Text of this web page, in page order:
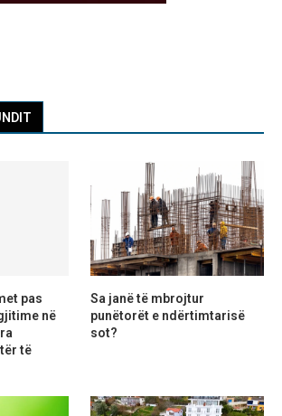
pas
në
të
Sa janë të mbrojtur
punëtorët e ndërtimtarisë
sot?